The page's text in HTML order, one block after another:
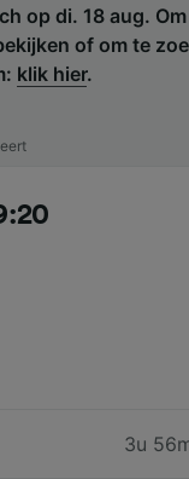
op di. 18 aug.
of om te
klik hier.
3u